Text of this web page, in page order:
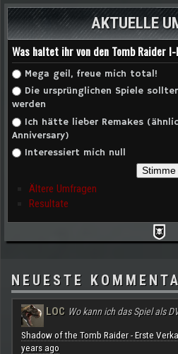
AKTUELLE
Was haltet ihr von den Tomb Raider
Auswahlmöglichkeiten
Mega geil, freue mich total!
Die ursprünglichen Spiele
werden
Ich hätte lieber Remakes
Anniversary)
Interessiert mich null
Ältere Umfragen
Resultate
NEUESTE
LOC Wo kann ich das Spiel als
Shadow of the Tomb Raider - Erste
years ago